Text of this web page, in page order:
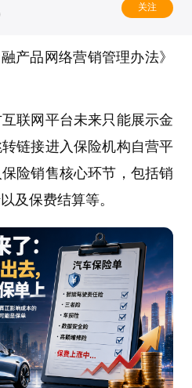
关注
产品网络营销管理办法》
联网平台未来只能展示金
链接进入保险机构自营平
险销售核心环节，包括销
及保费结算等。